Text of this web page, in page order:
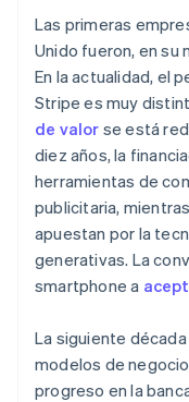
Las primeras
Unido fueron, en su
En la actualidad, el
Stripe es muy
de valor se está
diez años, la
herramientas de
publicitaria,
apuestan por la
generativas. La
smartphone a
La siguiente
modelos de
progreso en la